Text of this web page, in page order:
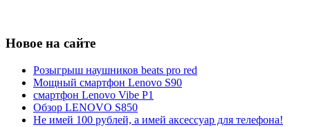
Новое на сайте
Розыгрыш наушников beats pro red
Мощный смартфон Lenovo S90
смартфон Lenovo Vibe P1
Обзор LENOVO S850
Не имей 100 рублей, а имей аксессуар для телефона!